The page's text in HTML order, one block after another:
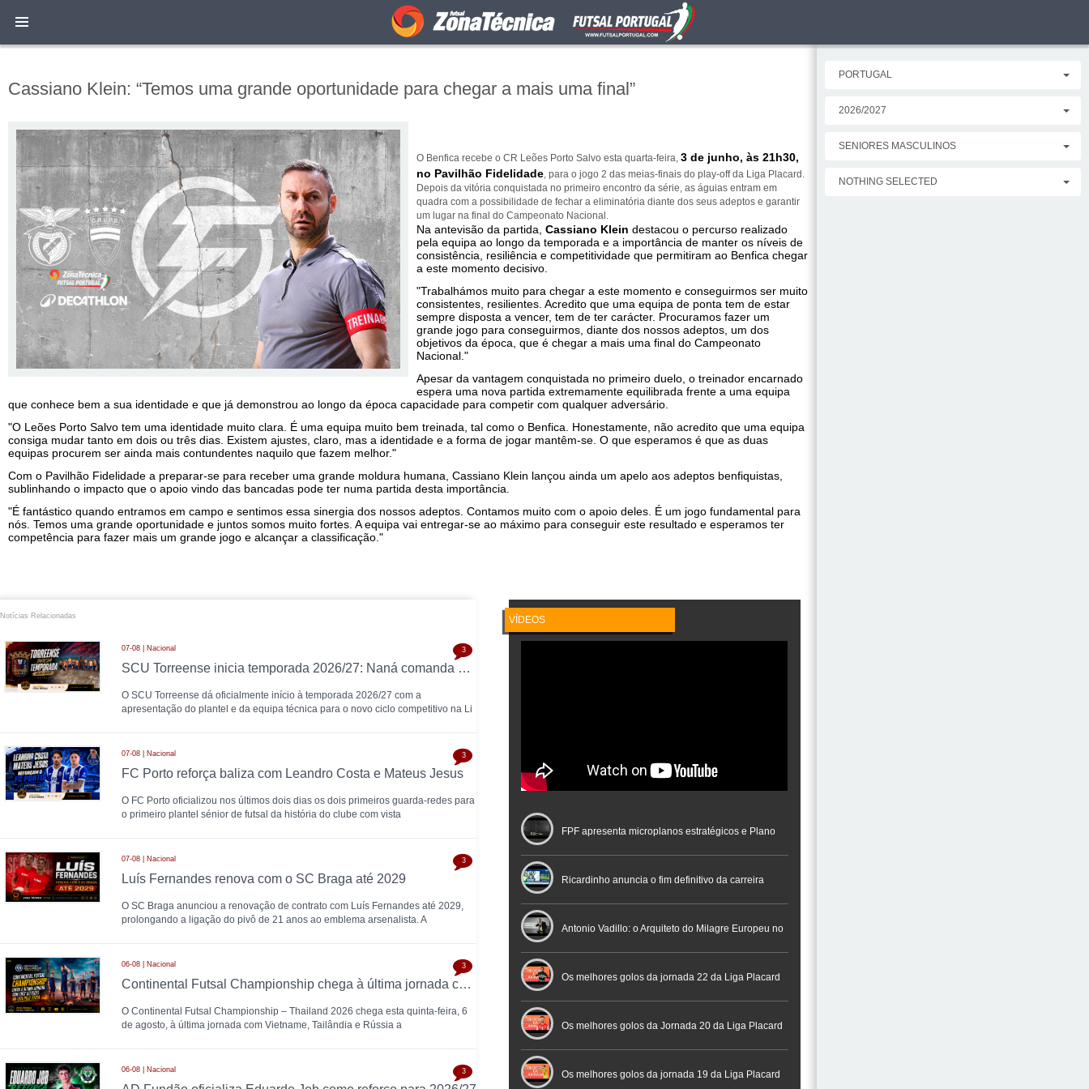
Cassiano Klein: “Temos uma grande oportunidade para chegar a mais uma final”
O Benfica recebe o CR Leões Porto Salvo esta quarta-feira, 3 de junho, às 21h30,
no Pavilhão Fidelidade, para o jogo 2 das meias-finais do play-off da Liga Placard.
Depois da vitória conquistada no primeiro encontro da série, as águias entram em
quadra com a possibilidade de fechar a eliminatória diante dos seus adeptos e garantir
um lugar na final do Campeonato Nacional.
Na antevisão da partida, Cassiano Klein destacou o percurso realizado
pela equipa ao longo da temporada e a importância de manter os níveis de
consistência, resiliência e competitividade que permitiram ao Benfica chegar
a este momento decisivo.
"Trabalhámos muito para chegar a este momento e conseguirmos ser muito
consistentes, resilientes. Acredito que uma equipa de ponta tem de estar
sempre disposta a vencer, tem de ter carácter. Procuramos fazer um
grande jogo para conseguirmos, diante dos nossos adeptos, um dos
objetivos da época, que é chegar a mais uma final do Campeonato
Nacional."
Apesar da vantagem conquistada no primeiro duelo, o treinador encarnado
espera uma nova partida extremamente equilibrada frente a uma equipa
que conhece bem a sua identidade e que já demonstrou ao longo da época capacidade para competir com qualquer adversário.
"O Leões Porto Salvo tem uma identidade muito clara. É uma equipa muito bem treinada, tal como o Benfica. Honestamente, não acredito que uma equipa
consiga mudar tanto em dois ou três dias. Existem ajustes, claro, mas a identidade e a forma de jogar mantêm-se. O que esperamos é que as duas
equipas procurem ser ainda mais contundentes naquilo que fazem melhor."
Com o Pavilhão Fidelidade a preparar-se para receber uma grande moldura humana, Cassiano Klein lançou ainda um apelo aos adeptos benfiquistas,
sublinhando o impacto que o apoio vindo das bancadas pode ter numa partida desta importância.
"É fantástico quando entramos em campo e sentimos essa sinergia dos nossos adeptos. Contamos muito com o apoio deles. É um jogo fundamental para
nós. Temos uma grande oportunidade e juntos somos muito fortes. A equipa vai entregar-se ao máximo para conseguir este resultado e esperamos ter
competência para fazer mais um grande jogo e alcançar a classificação."
Notícias Relacionadas
07-08 | Nacional
SCU Torreense inicia temporada 2026/27: Naná comanda plantel jovem
O SCU Torreense dá oficialmente início à temporada 2026/27 com a
apresentação do plantel e da equipa técnica para o novo ciclo competitivo na Li
3
07-08 | Nacional
FC Porto reforça baliza com Leandro Costa e Mateus Jesus
O FC Porto oficializou nos últimos dois dias os dois primeiros guarda-redes para
o primeiro plantel sénior de futsal da história do clube com vista
3
07-08 | Nacional
Luís Fernandes renova com o SC Braga até 2029
O SC Braga anunciou a renovação de contrato com Luís Fernandes até 2029,
prolongando a ligação do pivô de 21 anos ao emblema arsenalista. A
3
06-08 | Nacional
Continental Futsal Championship chega à última jornada com três seleções na luta pelo título
O Continental Futsal Championship – Thailand 2026 chega esta quinta-feira, 6
de agosto, à última jornada com Vietname, Tailândia e Rússia a
3
06-08 | Nacional 3
VÍDEOS
FPF apresenta microplanos estratégicos e Plano
Nacional de Arbitragem
Ricardinho anuncia o fim definitivo da carreira
profissional em conferência histórica na Cidade do
Futebol
Antonio Vadillo: o Arquiteto do Milagre Europeu no
Futsal | Documentário
Os melhores golos da jornada 22 da Liga Placard
Os melhores golos da Jornada 20 da Liga Placard
Futsal
Os melhores golos da jornada 19 da Liga Placard
PORTUGAL
2026/2027
SENIORES MASCULINOS
NOTHING SELECTED